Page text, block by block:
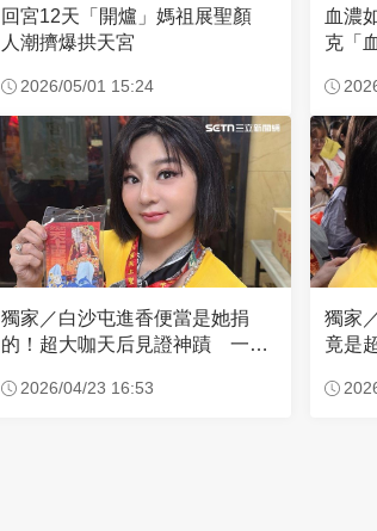
回宮12天「開爐」媽祖展聖顏
人潮擠爆拱天宮
2026/05/01 15:24
血濃
克「血
獨家／白沙屯進香便當是她捐
的！超大咖天后見證神蹟 一靠
2026/04/23 16:53
獨家
竟是